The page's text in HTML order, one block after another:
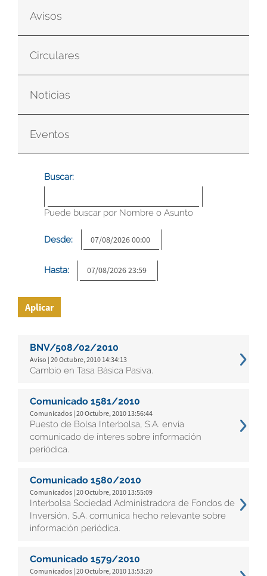
Avisos
Circulares
Noticias
Eventos
Buscar:
Puede buscar por Nombre o Asunto
Desde:
Hasta:
Aplicar
BNV/508/02/2010
Aviso | 20 Octubre, 2010 14:34:13
Cambio en Tasa Básica Pasiva.
Comunicado 1581/2010
Comunicados | 20 Octubre, 2010 13:56:44
Puesto de Bolsa Interbolsa, S.A. envía
comunicado de ínteres sobre información
periódica.
Comunicado 1580/2010
Comunicados | 20 Octubre, 2010 13:55:09
Interbolsa Sociedad Administradora de Fondos de
Inversión, S.A. comunica hecho relevante sobre
información periódica.
Comunicado 1579/2010
Comunicados | 20 Octubre, 2010 13:53:20